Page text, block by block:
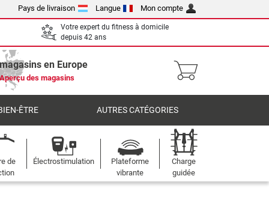
Pays de livraison Langue Mon compte
Votre expert du fitness à domicile
depuis 42 ans
en Europe
des magasins
ÊTRE AUTRES CATÉGORIES
de
Électrostimulation
Plateforme
vibrante
Charge
guidée